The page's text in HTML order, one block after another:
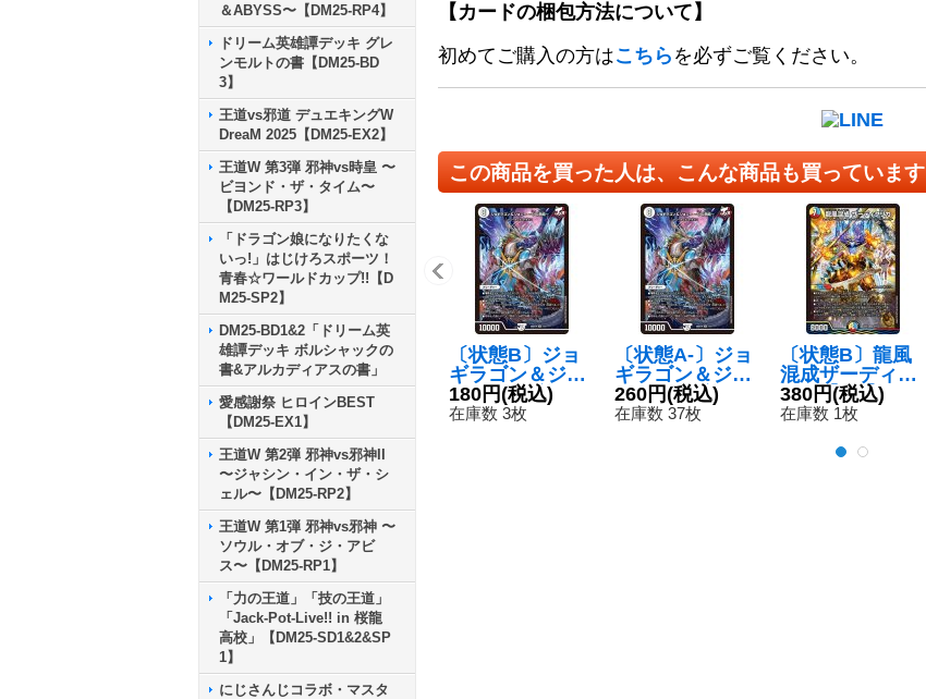
＆ABYSS〜【DM25-RP4】
ドリーム英雄譚デッキ グレ
ンモルトの書【DM25-BD
3】
王道vs邪道 デュエキングW
DreaM 2025【DM25-EX2】
王道W 第3弾 邪神vs時皇 〜
ビヨンド・ザ・タイム〜
【DM25-RP3】
「ドラゴン娘になりたくな
いっ!」はじけろスポーツ！
青春☆ワールドカップ!!【D
M25-SP2】
DM25-BD1&2「ドリーム英
雄譚デッキ ボルシャックの
書&アルカディアスの書」
愛感謝祭 ヒロインBEST
【DM25-EX1】
王道W 第2弾 邪神vs邪神II
〜ジャシン・イン・ザ・シ
ェル〜【DM25-RP2】
王道W 第1弾 邪神vs邪神 〜
ソウル・オブ・ジ・アビ
ス〜【DM25-RP1】
「力の王道」「技の王道」
「Jack-Pot-Live!! in 桜龍
高校」【DM25-SD1&2&SP
1】
にじさんじコラボ・マスタ
【カードの梱包方法について】
初めてご購入の方はこちら を必ずご覧ください。
この商品を買った人は、こんな商品も買っています
〔状態B〕ジョ
ギラゴン＆ジョ
ニー〜Jの旅
路〜【SR】{26
180円(税込)
在庫数 3枚
〔状態A-〕ジョ
ギラゴン＆ジョ
ニー〜Jの旅
路〜【SR】{26
260円(税込)
在庫数 37枚
〔状態B〕龍風
混成ザーディク
リカ【SR】{25
SP16/16}《多》
380円(税込)
在庫数 1枚